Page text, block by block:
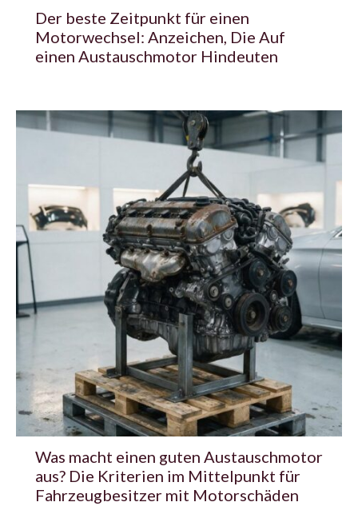
Der beste Zeitpunkt für einen
Motorwechsel: Anzeichen, Die Auf
einen Austauschmotor Hindeuten
Was macht einen guten Austauschmotor
aus? Die Kriterien im Mittelpunkt für
Fahrzeugbesitzer mit Motorschäden